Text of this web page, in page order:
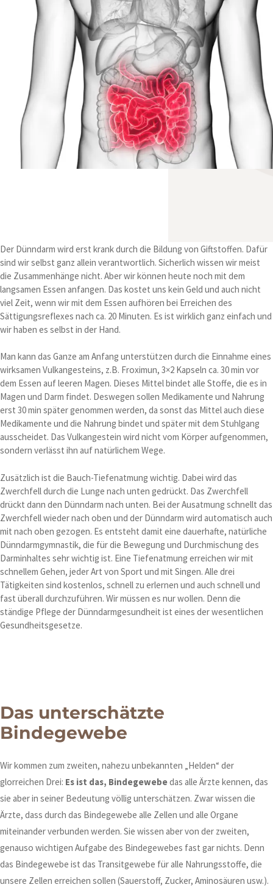
Der Dünndarm wird erst krank durch die Bildung von Giftstoffen. Dafür
sind wir selbst ganz allein verantwortlich. Sicherlich wissen wir meist
die Zusammenhänge nicht. Aber wir können heute noch mit dem
langsamen Essen anfangen. Das kostet uns kein Geld und auch nicht
viel Zeit, wenn wir mit dem Essen aufhören bei Erreichen des
Sättigungsreflexes nach ca. 20 Minuten. Es ist wirklich ganz einfach und
wir haben es selbst in der Hand.
Man kann das Ganze am Anfang unterstützen durch die Einnahme eines
wirksamen Vulkangesteins, z.B. Froximun, 3×2 Kapseln ca. 30 min vor
dem Essen auf leeren Magen. Dieses Mittel bindet alle Stoffe, die es in
Magen und Darm findet. Deswegen sollen Medikamente und Nahrung
erst 30 min später genommen werden, da sonst das Mittel auch diese
Medikamente und die Nahrung bindet und später mit dem Stuhlgang
ausscheidet. Das Vulkangestein wird nicht vom Körper aufgenommen,
sondern verlässt ihn auf natürlichem Wege.
Zusätzlich ist die Bauch-Tiefenatmung wichtig. Dabei wird das
Zwerchfell durch die Lunge nach unten gedrückt. Das Zwerchfell
drückt dann den Dünndarm nach unten. Bei der Ausatmung schnellt das
Zwerchfell wieder nach oben und der Dünndarm wird automatisch auch
mit nach oben gezogen. Es entsteht damit eine dauerhafte, natürliche
Dünndarmgymnastik, die für die Bewegung und Durchmischung des
Darminhaltes sehr wichtig ist. Eine Tiefenatmung erreichen wir mit
schnellem Gehen, jeder Art von Sport und mit Singen. Alle drei
Tätigkeiten sind kostenlos, schnell zu erlernen und auch schnell und
fast überall durchzuführen. Wir müssen es nur wollen. Denn die
ständige Pflege der Dünndarmgesundheit ist eines der wesentlichen
Gesundheitsgesetze.
Das unterschätzte
Bindegewebe
Wir kommen zum zweiten, nahezu unbekannten „Helden“ der
glorreichen Drei: Es ist das, Bindegewebedas alle Ärzte kennen, das
sie aber in seiner Bedeutung völlig unterschätzen. Zwar wissen die
Ärzte, dass durch das Bindegewebe alle Zellen und alle Organe
miteinander verbunden werden. Sie wissen aber von der zweiten,
genauso wichtigen Aufgabe des Bindegewebes fast gar nichts. Denn
das Bindegewebe ist das Transitgewebe für alle Nahrungsstoffe, die
unsere Zellen erreichen sollen (Sauerstoff, Zucker, Aminosäuren usw.).